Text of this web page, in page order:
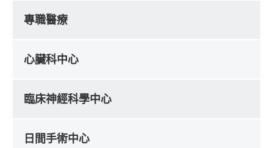
專職醫療
心臟科中心
臨床神經科學中心
日間手術中心